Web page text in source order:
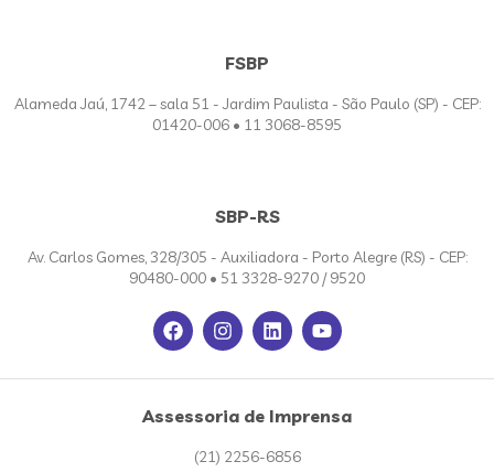
FSBP
Alameda Jaú, 1742 – sala 51 - Jardim Paulista - São Paulo (SP) - CEP:
01420-006 • 11 3068-8595
SBP-RS
Av. Carlos Gomes, 328/305 - Auxiliadora - Porto Alegre (RS) - CEP:
90480-000 • 51 3328-9270 / 9520
Assessoria de Imprensa
(21) 2256-6856